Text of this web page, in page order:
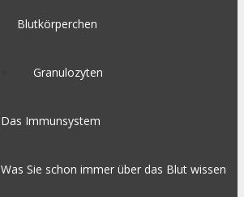
Blutkörperchen
Granulozyten
Das Immunsystem
Was Sie schon immer über das Blut wissen